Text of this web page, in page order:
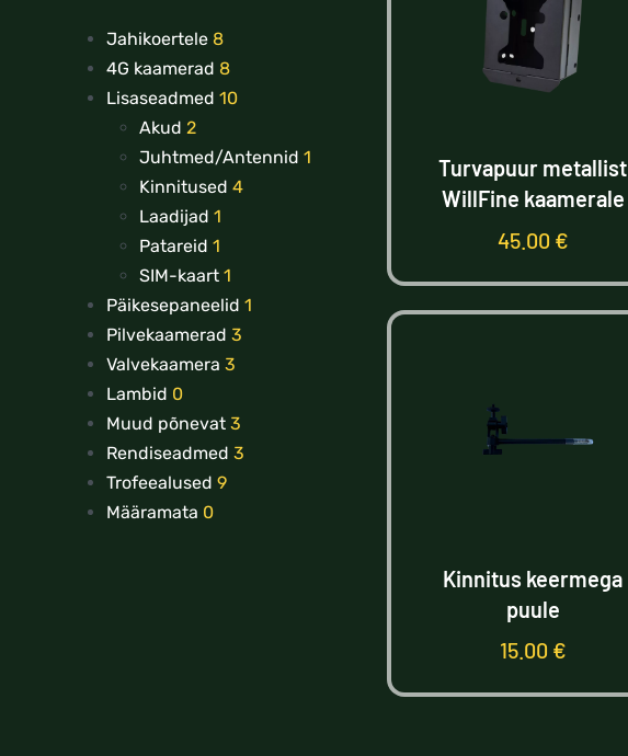
Jahikoertele 8
4G kaamerad 8
Lisaseadmed 10
Akud 2
Juhtmed/Antennid 1
Kinnitused 4
Laadijad 1
Patareid 1
SIM-kaart 1
Päikesepaneelid 1
Pilvekaamerad 3
Valvekaamera 3
Lambid 0
Muud põnevat 3
Rendiseadmed 3
Trofeealused 9
Määramata 0
Turvapuur metallist
WillFine kaamerale
45.00 €
Kinnitus keermega
puule
15.00 €